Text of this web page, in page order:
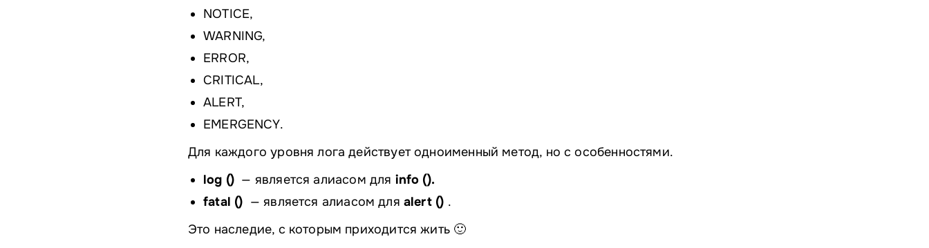
NOTICE,
WARNING,
ERROR,
CRITICAL,
ALERT,
EMERGENCY.
Для каждого уровня лога действует одноименный метод, но с особенностями.
log () — является алиасом для info ().
fatal () — является алиасом для alert () .
Это наследие, с которым приходится жить 🙂